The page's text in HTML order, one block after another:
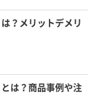
？メリットデメリ
は？商品事例や注